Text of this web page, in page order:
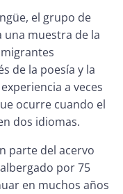
el grupo de
una muestra de la
de la poesía y la
a veces
ocurre cuando el
dos idiomas.
parte del acervo
por 75
en muchos años